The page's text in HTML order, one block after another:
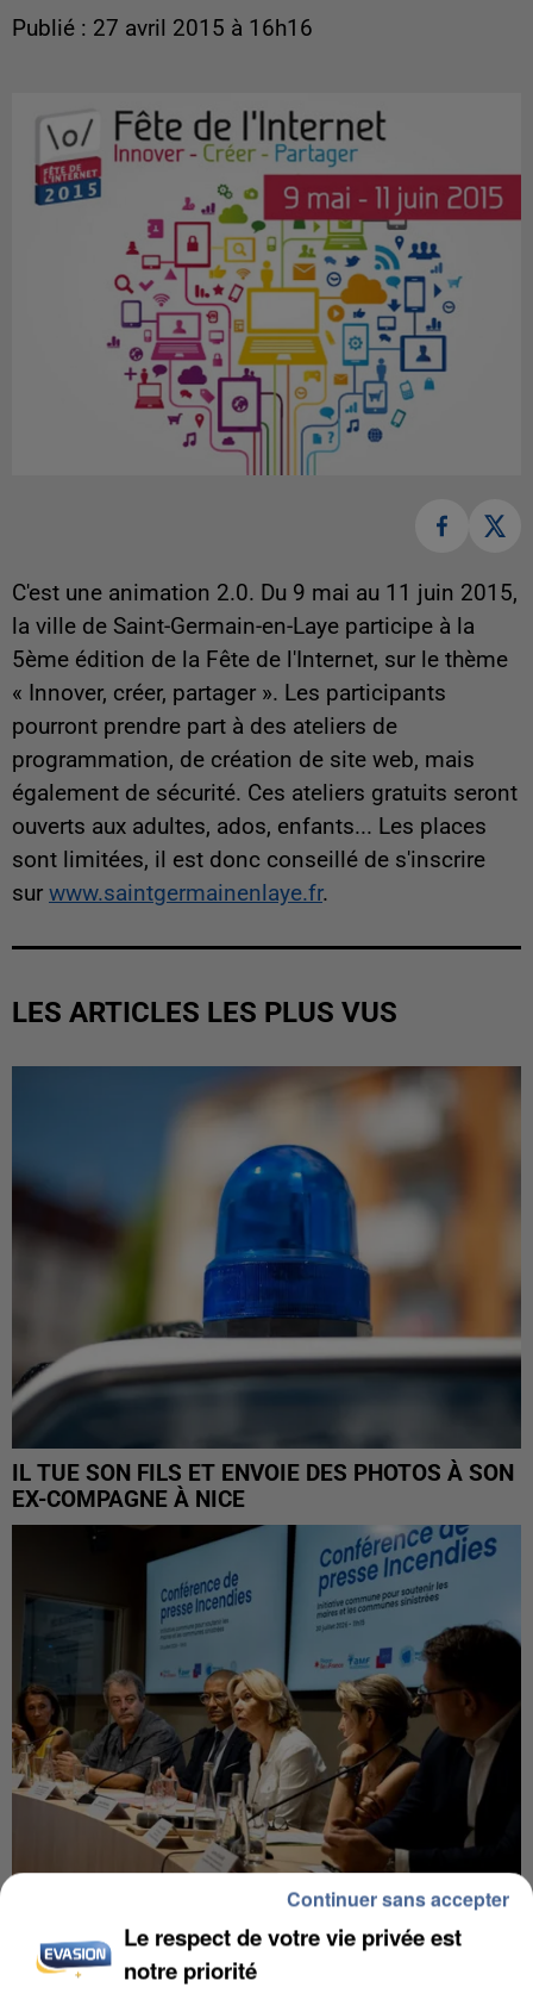
Publié : 27 avril 2015 à 16h16
C'est une animation 2.0. Du 9 mai au 11 juin 2015,
la ville de Saint-Germain-en-Laye participe à la
5ème édition de la Fête de l'Internet, sur le thème
« Innover, créer, partager ». Les participants
pourront prendre part à des ateliers de
programmation, de création de site web, mais
également de sécurité. Ces ateliers gratuits seront
ouverts aux adultes, ados, enfants... Les places
sont limitées, il est donc conseillé de s'inscrire
sur www.saintgermainenlaye.fr.
LES ARTICLES LES PLUS VUS
IL TUE SON FILS ET ENVOIE DES PHOTOS À SON
EX-COMPAGNE À NICE
INCENDIES : L’ÎLE-DE-FRANCE LANCE UN ÉLAN
DE SOLIDARITÉ AVEC LES...
Le respect de votre vie privée est
notre priorité
Continuer sans accepter